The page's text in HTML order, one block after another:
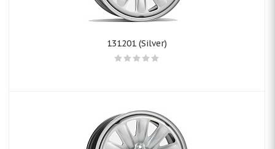
131201 (Silver)